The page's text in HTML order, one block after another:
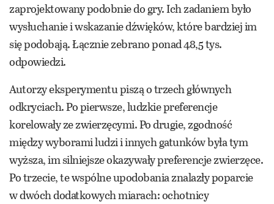
zaprojektowany podobnie do gry. Ich zadaniem było
wysłuchanie i wskazanie dźwięków, które bardziej im
się podobają. Łącznie zebrano ponad 48,5 tys.
odpowiedzi.
Autorzy eksperymentu piszą o trzech głównych
odkryciach. Po pierwsze, ludzkie preferencje
korelowały ze zwierzęcymi. Po drugie, zgodność
między wyborami ludzi i innych gatunków była tym
wyższa, im silniejsze okazywały preferencje zwierzęce.
Po trzecie, te wspólne upodobania znalazły poparcie
w dwóch dodatkowych miarach: ochotnicy